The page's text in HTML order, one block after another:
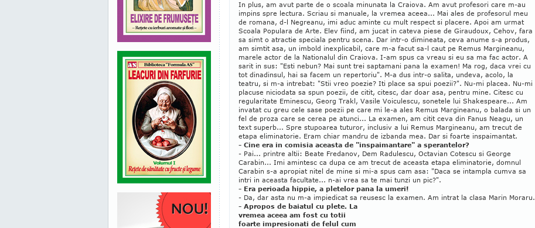
In plus, am avut parte de o scoala minunata la Craiova. Am avut profesori care m-au
impins spre lectura. Scriau si manuale, la vremea aceea... Mai ales de profesorul meu
de romana, d-l Negreanu, imi aduc aminte cu mult respect si placere. Apoi am urmat
Scoala Populara de Arte. Elev fiind, am jucat in cateva piese de Giraudoux, Cehov, fara
sa simt o atractie speciala pentru scena. Dar intr-o dimineata, ceva anume s-a produs,
am simtit asa, un imbold inexplicabil, care m-a facut sa-l caut pe Remus Margineanu,
marele actor de la Nationalul din Craiova. I-am spus ca vreau si eu sa ma fac actor. A
sarit in sus: "Esti nebun? Mai sunt trei saptamani pana la examen! Ma rog, daca vrei cu
tot dinadinsul, hai sa facem un repertoriu". M-a dus intr-o salita, undeva, acolo, la
teatru, si m-a intrebat: "Stii vreo poezie? Iti place sa spui poezii?". Nu-mi placea. Nu-mi
placuse niciodata sa spun poezii, de citit, citesc, dar doar asa, pentru mine. Citesc cu
regularitate Eminescu, Georg Trakl, Vasile Voiculescu, sonetele lui Shakespeare... Am
invatat cu greu cele sase poezii pe care mi le-a ales Remus Margineanu, o balada si un
fel de proza care se cerea pe atunci... La examen, am citit ceva din Fanus Neagu, un
text superb... Spre stupoarea tuturor, inclusiv a lui Remus Margineanu, am trecut de
etapa eliminatorie. Eram chiar mandru de izbanda mea. Dar si foarte inspaimantat.
- Cine era in comisia aceasta de "inspaimantare" a sperantelor?
- Pai... printre altii: Beate Fredanov, Dem Radulescu, Octavian Cotescu si George
Carabin... Imi amintesc ca dupa ce am trecut de aceasta etapa eliminatorie, domnul
Carabin s-a apropiat nitel de mine si mi-a spus cam asa: "Daca se intampla cumva sa
intri in aceasta facultate... n-ai vrea sa te mai tunzi un pic?".
- Era perioada hippie, a pletelor pana la umeri!
- Da, dar asta nu m-a impiedicat sa reusesc la examen. Am intrat la clasa Marin Moraru.
- Apropos de baiatul cu plete. La
vremea aceea am fost cu totii
foarte impresionati de felul cum